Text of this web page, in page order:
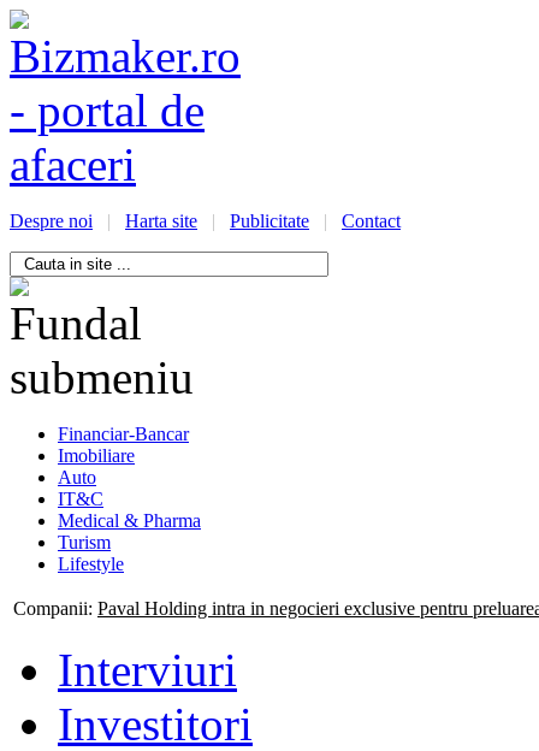
Despre noi | Harta site | Publicitate | Contact
Financiar-Bancar
Imobiliare
Auto
IT&C
Medical & Pharma
Turism
Lifestyle
Companii: Paval Holding intra in negocieri exclusive pentru
Interviuri
Investitori
oportunitati-